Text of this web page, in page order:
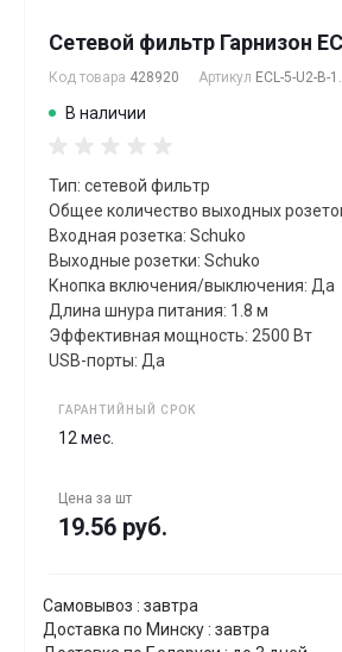
Сетевой фильтр Гарнизон
Код товара 428920 Артикул ECL-5-U2-B-
В наличии
Тип: сетевой фильтр
Общее количество выходных
Входная розетка: Schuko
Выходные розетки: Schuko
Кнопка включения/выключения: Да
Длина шнура питания: 1.8 м
Эффективная мощность: 2500 Вт
USB-порты: Да
ГАРАНТИЙНЫЙ СРОК
12 мес.
Цена за шт
19.56 руб.
Самовывоз : завтра
Доставка по Минску : завтра